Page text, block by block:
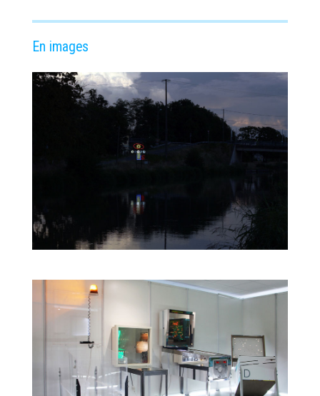
En images